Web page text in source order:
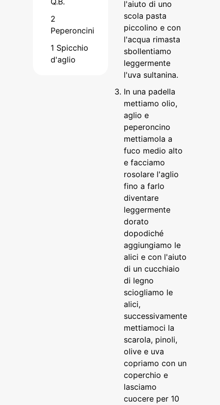
2
Peperoncini
1 Spicchio
d'aglio
l'aiuto di uno
scola pasta
piccolino e con
l'acqua rimasta
sbollentiamo
leggermente
l'uva sultanina.
In una padella
mettiamo olio,
aglio e
peperoncino
mettiamola a
fuco medio alto
e facciamo
rosolare l'aglio
fino a farlo
diventare
leggermente
dorato
dopodiché
aggiungiamo le
alici e con l'aiuto
di un cucchiaio
di legno
sciogliamo le
alici,
successivamente
mettiamoci la
scarola, pinoli,
olive e uva
copriamo con un
coperchio e
lasciamo
cuocere per 10